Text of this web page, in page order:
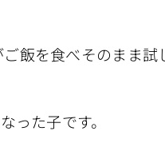
飯を食べそのまま試
った子です。